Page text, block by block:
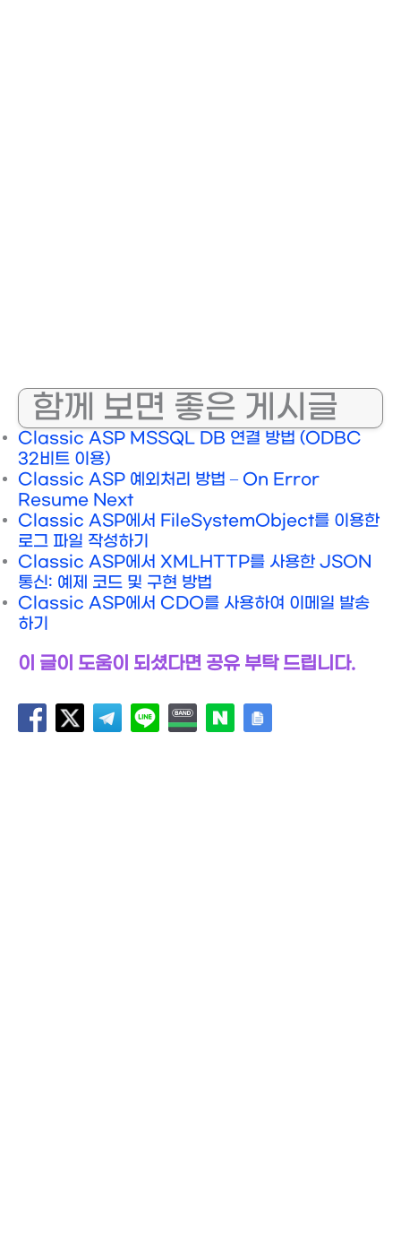
함께 보면 좋은 게시글
Classic ASP MSSQL DB 연결 방법 (ODBC
32비트 이용)
Classic ASP 예외처리 방법 – On Error
Resume Next
Classic ASP에서 FileSystemObject를 이용한
로그 파일 작성하기
Classic ASP에서 XMLHTTP를 사용한 JSON
통신: 예제 코드 및 구현 방법
Classic ASP에서 CDO를 사용하여 이메일 발송
하기
이 글이 도움이 되셨다면 공유 부탁 드립니다.